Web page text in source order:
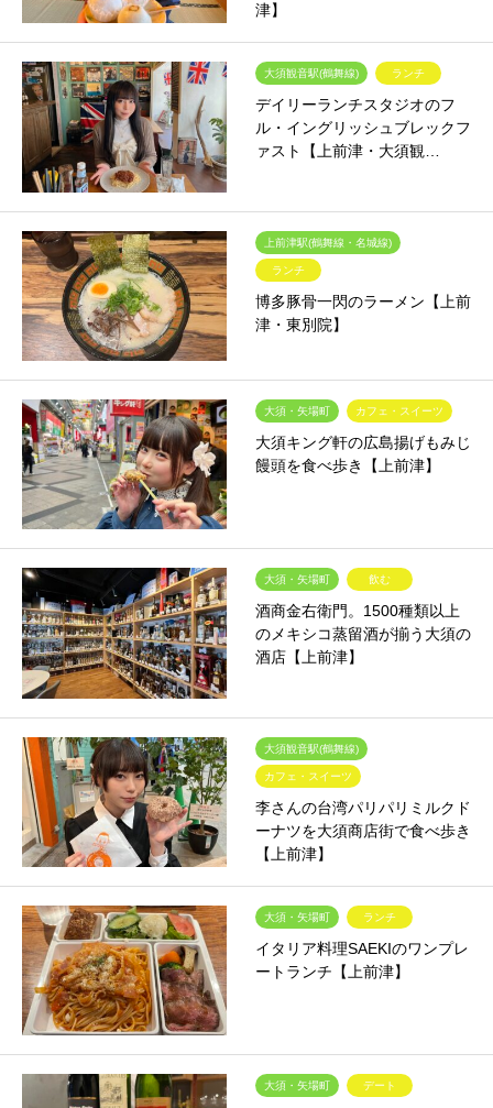
津】
大須観音駅(鶴舞線) ランチ
デイリーランチスタジオのフ
ル・イングリッシュブレックフ
ァスト【上前津・大須観…
上前津駅(鶴舞線・名城線)
ランチ
博多豚骨一閃のラーメン【上前
津・東別院】
大須・矢場町 カフェ・スイーツ
大須キング軒の広島揚げもみじ
饅頭を食べ歩き【上前津】
大須・矢場町 飲む
酒商金右衛門。1500種類以上
のメキシコ蒸留酒が揃う大須の
酒店【上前津】
大須観音駅(鶴舞線)
カフェ・スイーツ
李さんの台湾パリパリミルクド
ーナツを大須商店街で食べ歩き
【上前津】
大須・矢場町 ランチ
イタリア料理SAEKIのワンプレ
ートランチ【上前津】
大須・矢場町 デート